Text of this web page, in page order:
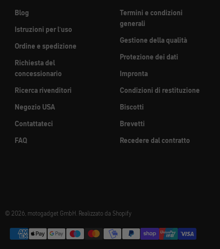
Blog
Istruzioni per l'uso
Ordine e spedizione
Richiesta del
concessionario
Ricerca rivenditori
Negozio USA
Contattateci
FAQ
Termini e condizioni
generali
Gestione della qualità
Protezione dei dati
Impronta
Condizioni di restituzione
Biscotti
Brevetti
Recedere dal contratto
© 2026, motogadget GmbH. Realizzato da Shopify